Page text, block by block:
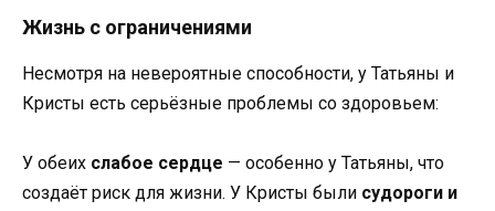
Жизнь с ограничениями
Несмотря на невероятные способности, у Татьяны и
Кристы есть серьёзные проблемы со здоровьем:
У обеих слабое сердце — особенно у Татьяны, что
создаёт риск для жизни. У Кристы были судороги и